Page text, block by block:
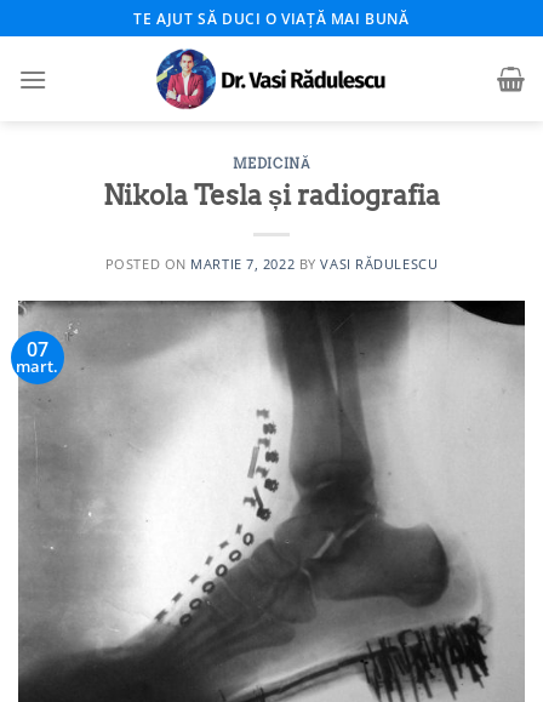
to
content
TE AJUT SĂ DUCI O VIAȚĂ MAI BUNĂ
MEDICINĂ
Nikola Tesla și radiografia
POSTED ON MARTIE 7, 2022 BYVASI RĂDULESCU
07
mart.